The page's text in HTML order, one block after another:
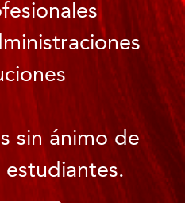
sin ánimo de
estudiantes.